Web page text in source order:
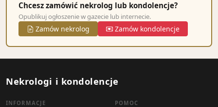
Chcesz zamówić nekrolog lub kondolencje?
Opublikuj ogłoszenie w gazecie lub internecie.
Zamów nekrolog Zamów kondolencje
Nekrologi i kondolencje
INFORMACJE POMOC